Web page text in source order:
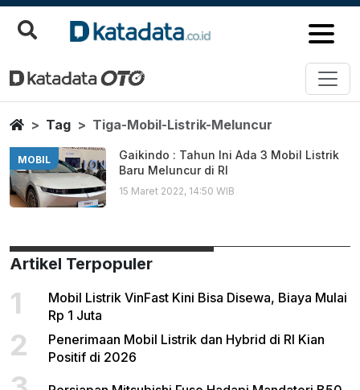
Tiga Mobil Listrik Meluncur
Berita Terbaru
HomeTag Tiga-Mobil-Listrik-Meluncur
MOBIL
Gaikindo : Tahun Ini Ada 3 Mobil Listrik
Baru Meluncur di RI
15 Maret 2022, 14:50 WIB
Artikel Terpopuler
1
Mobil Listrik VinFast Kini Bisa Disewa, Biaya Mulai
Rp 1 Juta
2
Penerimaan Mobil Listrik dan Hybrid di RI Kian
Positif di 2026